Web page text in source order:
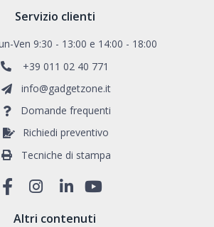
Servizio clienti
Ven 9:30 - 13:00 e 14:00 - 18:00
+39 011 02 40 771
info@gadgetzone.it
Domande frequenti
Richiedi preventivo
Tecniche di stampa
Altri contenuti